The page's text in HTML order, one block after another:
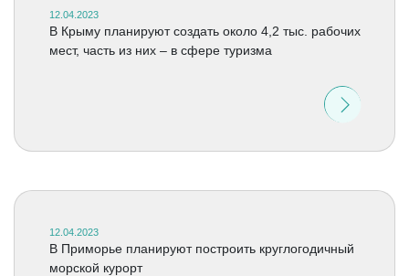
12.04.2023
В Крыму планируют создать около 4,2 тыс. рабочих
мест, часть из них – в сфере туризма
12.04.2023
В Приморье планируют построить круглогодичный
морской курорт